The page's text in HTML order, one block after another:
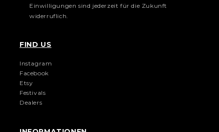
Einwilligungen sind jederzeit für die Zukunft
widerruflich.
FIND US
Instagram
Facebook
Etsy
Festivals
Dealers